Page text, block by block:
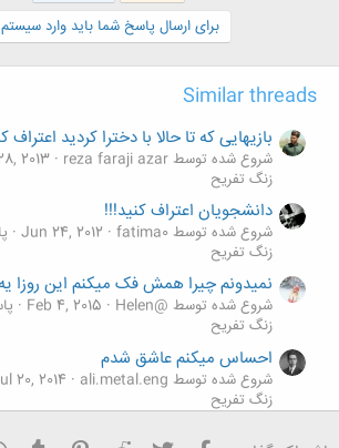
برای ارسال پاسخ شما باید وارد
Similar threads
بازیهایی که تا حالا با دخترا کردید اعتراف
شروع شده توسط reza faraji azar 2013
زنگ تفريح
دانشجويان اعتراف كنيد!!!
شروع شده توسط fatima0 Jun 24, 2012
زنگ تفريح
نمیدونم چیرا همش فک میکنم این روزا
شروع شده توسط @Helen Feb 4, 2015
زنگ تفريح
احساس میکنم عاشق شدم
شروع شده توسط ali.metal.eng 20, 2014
زنگ تفريح
بجه ها امشب خیلی ذلم گرفته هر کاریم